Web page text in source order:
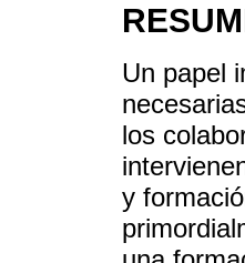
Un papel
los
y